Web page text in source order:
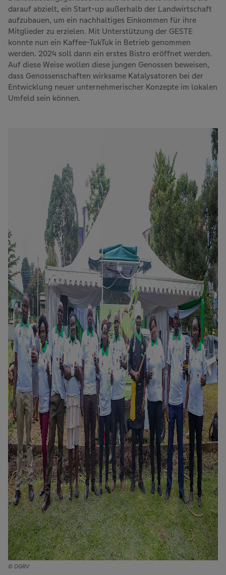
darauf abzielt, ein Start-up außerhalb der Landwirtschaft
aufzubauen, um ein nachhaltiges Einkommen für ihre
Mitglieder zu erzielen. Mit Unterstützung der GESTE
konnte nun ein Kaffee-TukTuk in Betrieb genommen
werden. 2024 soll dann ein erstes Bistro eröffnet werden.
Auf diese Weise wollen diese jungen Genossen beweisen,
dass Genossenschaften wirksame Katalysatoren bei der
Entwicklung neuer unternehmerischer Konzepte im lokalen
Umfeld sein können.
© DGRV